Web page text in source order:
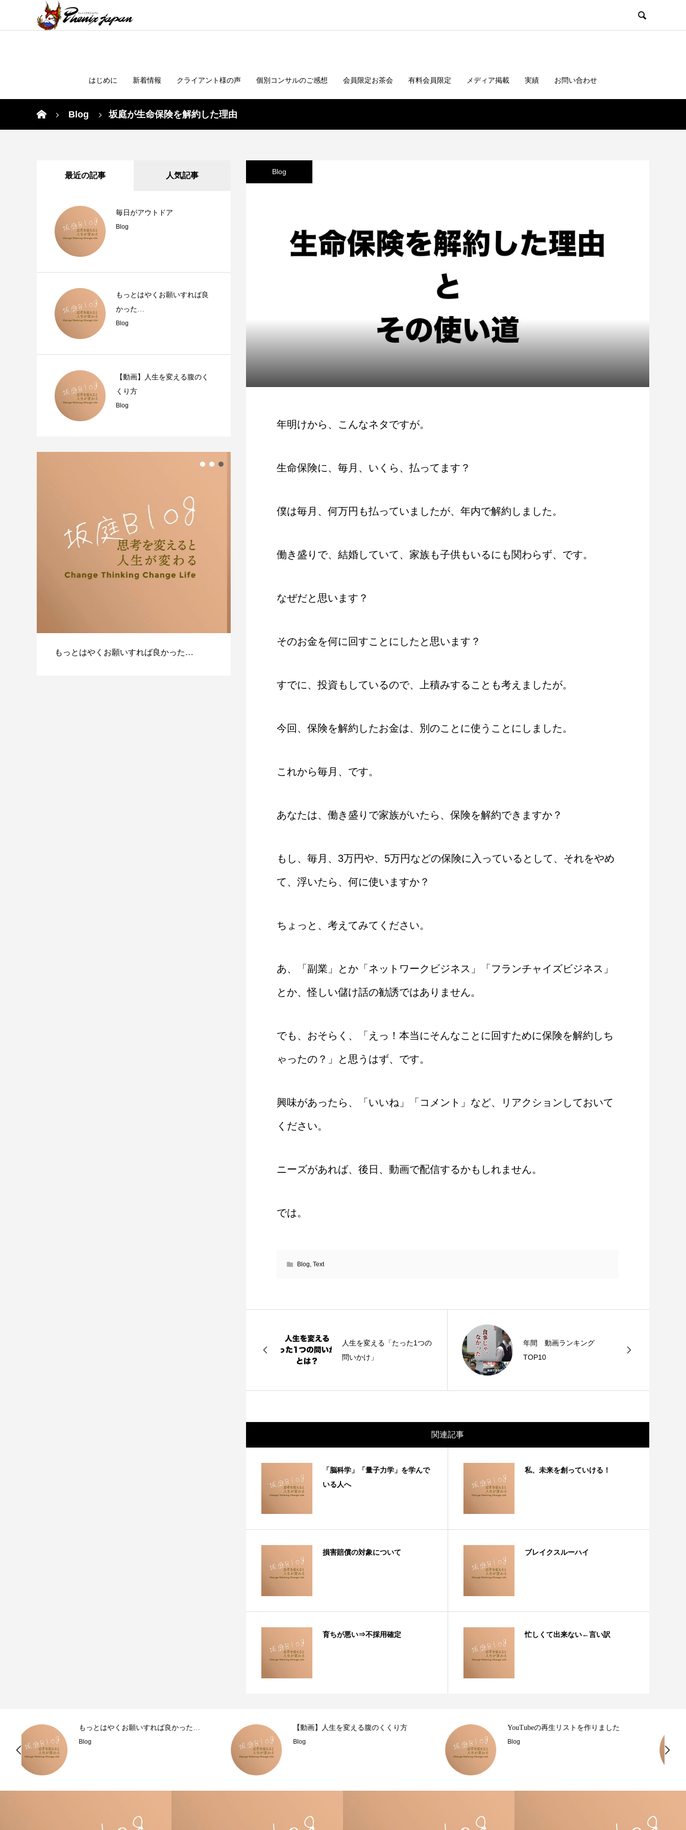

はじめに 新着情報 クライアント様の声 個別コンサルのご感想 会員限定お茶会 有料会員限定 メディア掲載 実績 お問い合わせ
Blog 坂庭が生命保険を解約した理由
Blog
年明けから、こんなネタですが。
生命保険に、毎月、いくら、払ってます？
僕は毎月、何万円も払っていましたが、年内で解約しました。
働き盛りで、結婚していて、家族も子供もいるにも関わらず、です。
なぜだと思います？
そのお金を何に回すことにしたと思います？
すでに、投資もしているので、上積みすることも考えましたが。
今回、保険を解約したお金は、別のことに使うことにしました。
これから毎月、です。
あなたは、働き盛りで家族がいたら、保険を解約できますか？
もし、毎月、3万円や、5万円などの保険に入っているとして、それをやめ
て、浮いたら、何に使いますか？
ちょっと、考えてみてください。
あ、「副業」とか「ネットワークビジネス」「フランチャイズビジネス」
とか、怪しい儲け話の勧誘ではありません。
でも、おそらく、「えっ！本当にそんなことに回すために保険を解約しち
ゃったの？」と思うはず、です。
興味があったら、「いいね」「コメント」など、リアクションしておいて
ください。
ニーズがあれば、後日、動画で配信するかもしれません。
では。
Blog,Text
人生を変える「たった1つの
問いかけ」
年間 動画ランキング
TOP10
関連記事
「脳科学」「量子力学」を学んで
いる人へ
私、未来を創っていける！
損害賠償の対象について ブレイクスルーハイ
育ちが悪い⇒不採用確定 忙しくて出来ない←言い訳
最近の記事 人気記事
毎日がアウトドア
Blog
もっとはやくお願いすれば良
かった…
Blog
【動画】人生を変える腹のく
くり方
Blog
【動画】人生を変える腹のくくり方
【動画】人生を変える腹のくくり方 YouTubeの再生リストを作りました 毎日がアウトドア